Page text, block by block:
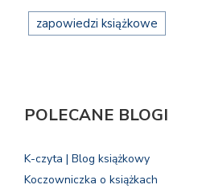
zapowiedzi książkowe
POLECANE BLOGI
K-czyta | Blog książkowy
Koczowniczka o książkach